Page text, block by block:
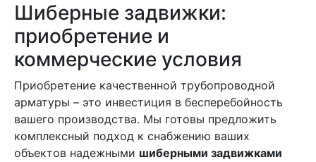
Шиберные задвижки:
приобретение и
коммерческие условия
Приобретение качественной трубопроводной
арматуры – это инвестиция в бесперебойность
вашего производства. Мы готовы предложить
комплексный подход к снабжению ваших
объектов надежными шиберными задвижками